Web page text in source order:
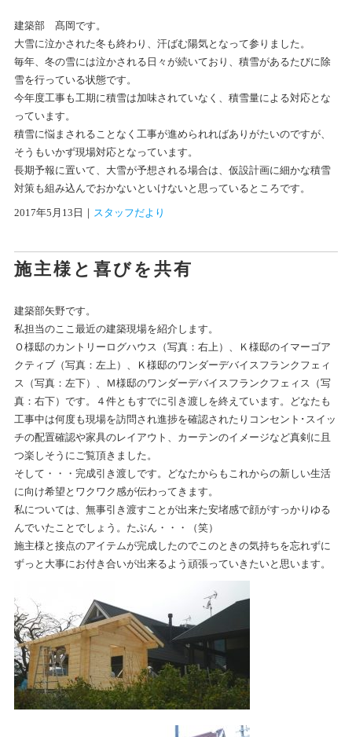
建築部 髙岡です。
大雪に泣かされた冬も終わり、汗ばむ陽気となって参りました。
毎年、冬の雪には泣かされる日々が続いており、積雪があるたびに除
雪を行っている状態です。
今年度工事も工期に積雪は加味されていなく、積雪量による対応とな
っています。
積雪に悩まされることなく工事が進められればありがたいのですが、
そうもいかず現場対応となっています。
長期予報に置いて、大雪が予想される場合は、仮設計画に細かな積雪
対策も組み込んでおかないといけないと思っているところです。
2017年5月13日 ｜ スタッフだより
施主様と喜びを共有
建築部矢野です。
私担当のここ最近の建築現場を紹介します。
Ｏ様邸のカントリーログハウス（写真：右上）、Ｋ様邸のイマーゴア
クティブ（写真：左上）、Ｋ様邸のワンダーデバイスフランクフェィ
ス（写真：左下）、Ｍ様邸のワンダーデバイスフランクフェィス（写
真：右下）です。４件ともすでに引き渡しを終えています。どなたも
工事中は何度も現場を訪問され進捗を確認されたりコンセント･スイッ
チの配置確認や家具のレイアウト、カーテンのイメージなど真剣に且
つ楽しそうにご覧頂きました。
そして・・・完成引き渡しです。どなたからもこれからの新しい生活
に向け希望とワクワク感が伝わってきます。
私については、無事引き渡すことが出来た安堵感で顔がすっかりゆる
んでいたことでしょう。たぶん・・・（笑）
施主様と接点のアイテムが完成したのでこのときの気持ちを忘れずに
ずっと大事にお付き合いが出来るよう頑張っていきたいと思います。